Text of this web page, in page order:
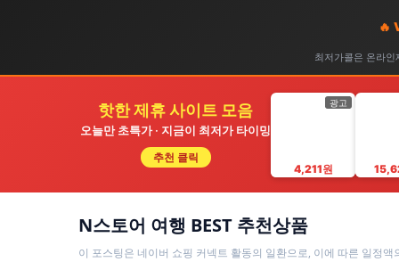
🔥
최저가콜은 온라
핫한 제휴 사이트 모음
오늘만 초특가 · 지금이 최저가 타이밍
추천 클릭
광고
4,211원
N스토어 여행 BEST 추천상품
이 포스팅은 네이버 쇼핑 커넥트 활동의 일환으로, 이에 따른 일정